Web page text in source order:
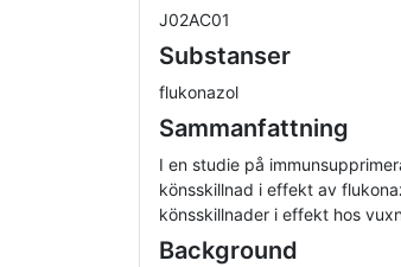
J02AC01
Substanser
flukonazol
Sammanfattning
I en studie på
könsskillnad i effekt av
könsskillnader i effekt hos
Background